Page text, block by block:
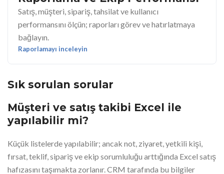
Satış, müşteri, sipariş, tahsilat ve kullanıcı
performansını ölçün; raporları görev ve hatırlatmaya
bağlayın.
Raporlamayı inceleyin
Sık sorulan sorular
Müşteri ve satış takibi Excel ile
yapılabilir mi?
Küçük listelerde yapılabilir; ancak not, ziyaret, yetkili kişi,
fırsat, teklif, sipariş ve ekip sorumluluğu arttığında Excel satış
hafızasını taşımakta zorlanır. CRM tarafında bu bilgiler